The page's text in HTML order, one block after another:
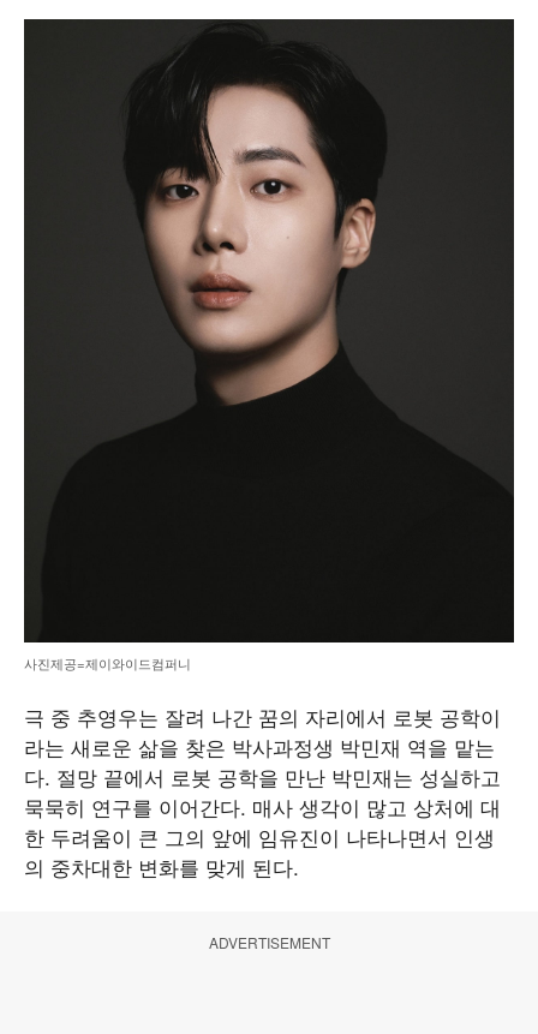
사진제공=제이와이드컴퍼니
극 중 추영우는 잘려 나간 꿈의 자리에서 로봇 공학이
라는 새로운 삶을 찾은 박사과정생 박민재 역을 맡는
다. 절망 끝에서 로봇 공학을 만난 박민재는 성실하고
묵묵히 연구를 이어간다. 매사 생각이 많고 상처에 대
한 두려움이 큰 그의 앞에 임유진이 나타나면서 인생
의 중차대한 변화를 맞게 된다.
ADVERTISEMENT